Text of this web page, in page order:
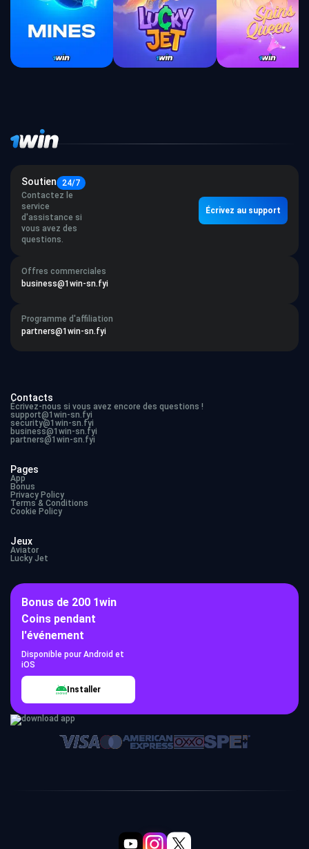
Soutien
24/7
Contactez le
service
d'assistance si
vous avez des
questions.
Écrivez au support
Offres commerciales
business@1win-sn.fyi
Programme d'affiliation
partners@1win-sn.fyi
Contacts
Écrivez-nous si vous avez encore des questions !
support@1win-sn.fyi
security@1win-sn.fyi
business@1win-sn.fyi
partners@1win-sn.fyi
Pages
App
Bonus
Privacy Policy
Terms & Conditions
Cookie Policy
Jeux
Aviator
Lucky Jet
Bonus de 200 1win
Coins pendant
l'événement
Disponible pour Android et
iOS
Installer